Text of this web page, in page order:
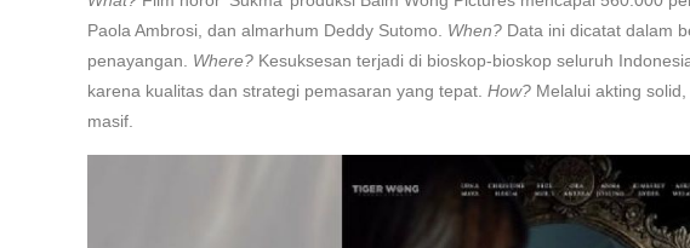
Paola Ambrosi, dan almarhum Deddy Sutomo. When? Data ini dicatat dalam
penayangan. Where? Kesuksesan terjadi di bioskop-bioskop seluruh
karena kualitas dan strategi pemasaran yang tepat. How? Melalui akting
masif.